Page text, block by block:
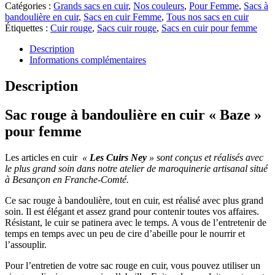
Catégories : Grands sacs en cuir, Nos couleurs, Pour Femme, Sacs à
bandoulière en cuir, Sacs en cuir Femme, Tous nos sacs en cuir
Étiquettes : Cuir rouge, Sacs cuir rouge, Sacs en cuir pour femme
Description
Informations complémentaires
Description
Sac rouge à bandoulière en cuir « Baze »
pour femme
Les articles en cuir « Les Cuirs Ney » sont conçus et réalisés avec
le plus grand soin dans notre atelier de maroquinerie artisanal situé
à Besançon en Franche-Comté.
Ce sac rouge à bandoulière, tout en cuir, est réalisé avec plus grand
soin. Il est élégant et assez grand pour contenir toutes vos affaires.
Résistant, le cuir se patinera avec le temps. A vous de l’entretenir de
temps en temps avec un peu de cire d’abeille pour le nourrir et
l’assouplir.
Pour l’entretien de votre sac rouge en cuir, vous pouvez utiliser un